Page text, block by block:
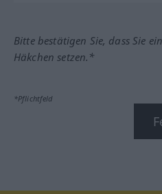
Bitte bestätigen Sie, dass Sie
Häkchen setzen.*
*Pflichtfeld